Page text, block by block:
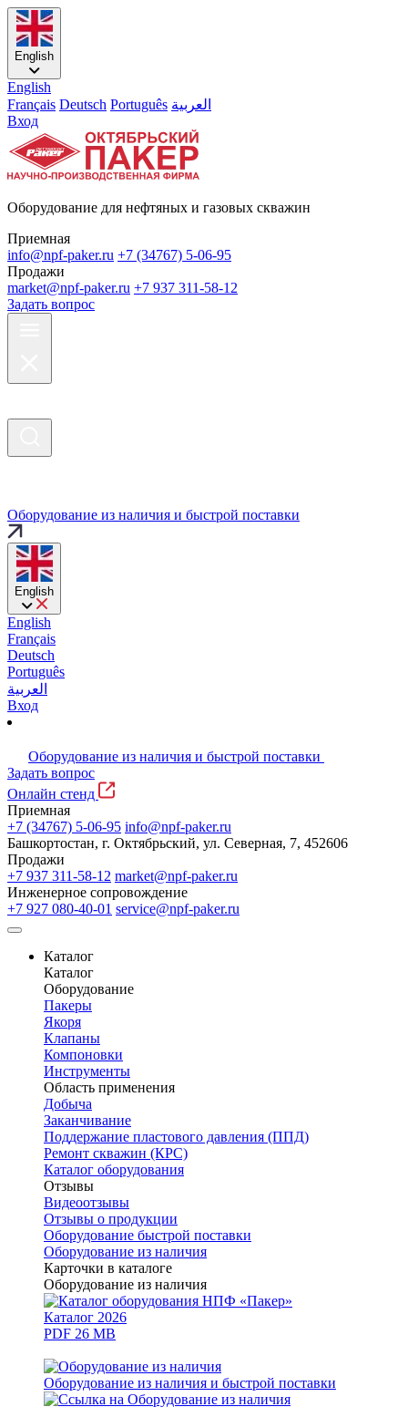
English
English
Français Deutsch Português العربية
Вход
Оборудование для нефтяных и газовых скважин
Приемная
info@npf-paker.ru +7 (34767) 5-06-95
Продажи
market@npf-paker.ru +7 937 311-58-12
Задать вопрос
Оборудование из наличия и быстрой поставки
English
English
Français
Deutsch
Português
العربية
Вход
Оборудование из наличия и быстрой поставки
Задать вопрос
Онлайн стенд
Приемная
+7 (34767) 5-06-95 info@npf-paker.ru
Башкортостан, г. Октябрьский, ул. Северная, 7, 452606
Продажи
+7 937 311-58-12 market@npf-paker.ru
Инженерное сопровождение
+7 927 080-40-01 service@npf-paker.ru
Каталог
Каталог
Оборудование
Пакеры
Якоря
Клапаны
Компоновки
Инструменты
Область применения
Добыча
Заканчивание
Поддержание пластового давления (ППД)
Ремонт скважин (КРС)
Каталог оборудования
Отзывы
Видеоотзывы
Отзывы о продукции
Оборудование быстрой поставки
Оборудование из наличия
Карточки в каталоге
Оборудование из наличия
Каталог 2026
PDF 26 MB
Оборудование из наличия и быстрой поставки